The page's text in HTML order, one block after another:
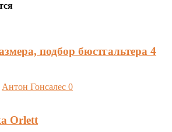
подбор бюстгальтера 4
Антон Гонсалес 0
Orlett